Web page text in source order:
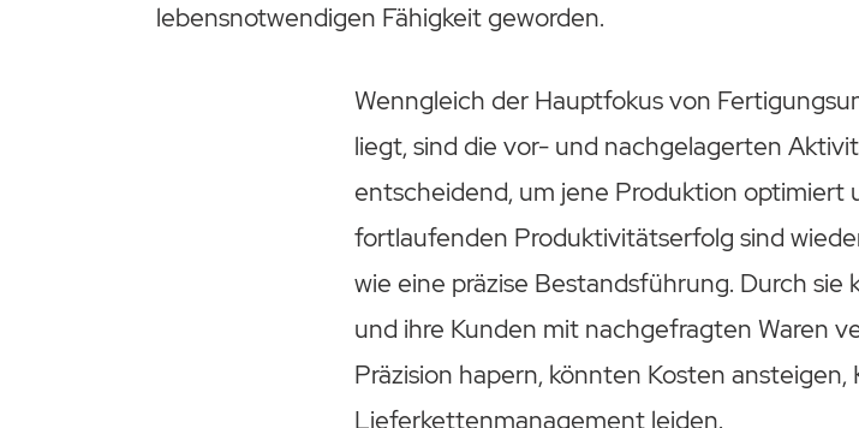
lebensnotwendigen Fähigkeit geworden.
Wenngleich der Hauptfokus von
liegt, sind die vor- und nachgelagerten
entscheidend, um jene Produktion optimiert
fortlaufenden Produktivitätserfolg sind
wie eine präzise Bestandsführung. Durch
und ihre Kunden mit nachgefragten Waren
Präzision hapern, könnten Kosten
Lieferkettenmanagement leiden.